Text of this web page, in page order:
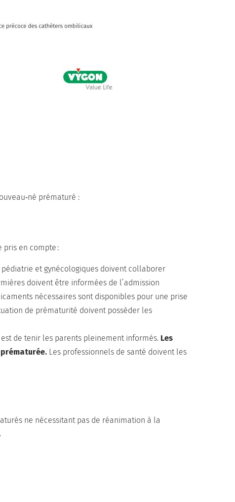
prématuré :
pris en compte :
pédiatrie et gynécologiques doivent collaborer
doivent être informées de l’admission
nécessaires sont disponibles pour une prise
de prématurité doivent posséder les
est de tenir les parents pleinement informés. Les
Les professionnels de santé doivent les
ne nécessitant pas de réanimation à la